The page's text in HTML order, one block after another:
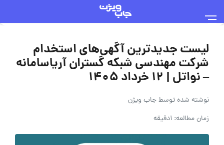
لیست جدیدترین آگهی‌های استخدام
شرکت مهندسی شبکه گستران آریاسامانه
– نواتل | ۱۲ خرداد ۱۴۰۵
نوشته شده توسطجاب ویژن
زمان مطالعه: 1دقیقه